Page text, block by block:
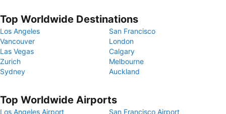
Top Worldwide Destinations
Los Angeles
San Francisco
Vancouver
London
Las Vegas
Calgary
Zurich
Melbourne
Sydney
Auckland
Top Worldwide Airports
Los Angeles Airport San Francisco Airport